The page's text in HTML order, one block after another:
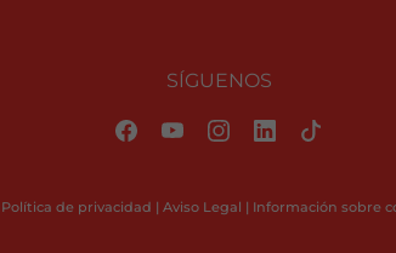
SÍGUENOS
Política de privacidad | Aviso Legal | Información sobre